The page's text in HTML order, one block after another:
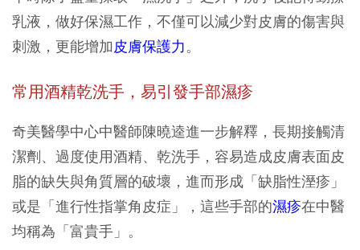
乳液，做好保濕工作，不僅可以減少對皮膚的傷害與
刺激，更能增加皮膚保護力。
常用酒精乾洗手，易引發手部濕疹
奇美醫學中心中醫師陳曉逵進一步解釋，長期接觸清
潔劑、過度使用酒精、乾洗手，容易造成皮膚表面皮
脂的缺失與角質層的破壞，進而形成「缺脂性溼疹」
或是「進行性指掌角皮症」，這些手部的濕疹在中醫
均稱為「富貴手」。